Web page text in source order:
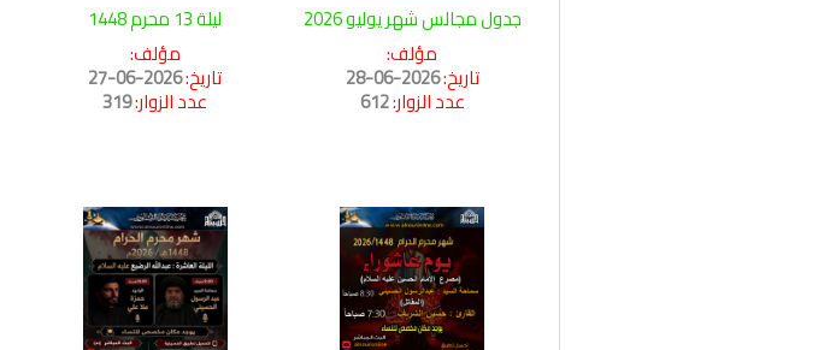
جدول مجالس شهر يوليو 2026
مؤلف:
تاريخ:2026-06-28
عدد الزوار:612
ليلة 13 محرم 1448
مؤلف:
تاريخ:2026-06-27
عدد الزوار:319